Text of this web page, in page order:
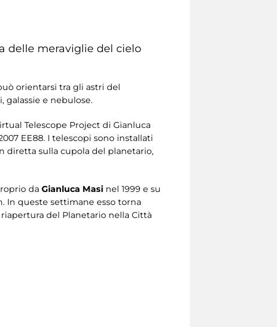
delle meraviglie del cielo
orientarsi tra gli astri del
galassie e nebulose.
Telescope Project di Gianluca
EE88. I telescopi sono installati
diretta sulla cupola del planetario,
da Gianluca Masi nel 1999 e su
In queste settimane esso torna
del Planetario nella Città